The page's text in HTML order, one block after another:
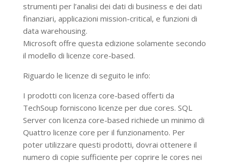
strumenti per l’analisi dei dati di business e dei dati
finanziari, applicazioni mission-critical, e funzioni di
data warehousing.
Microsoft offre questa edizione solamente secondo
il modello di licenze core-based.
Riguardo le licenze di seguito le info:
I prodotti con licenza core-based offerti da
TechSoup forniscono licenze per due cores. SQL
Server con licenza core-based richiede un minimo di
Quattro licenze core per il funzionamento. Per
poter utilizzare questi prodotti, dovrai ottenere il
numero di copie sufficiente per coprire le cores nei